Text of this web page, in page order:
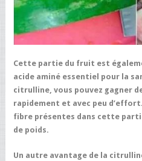
Cette partie du fruit est
acide aminé essentiel pour la
citrulline, vous pouvez gagner
rapidement et avec peu
fibre présentes dans cette
de poids.
Un autre avantage de la